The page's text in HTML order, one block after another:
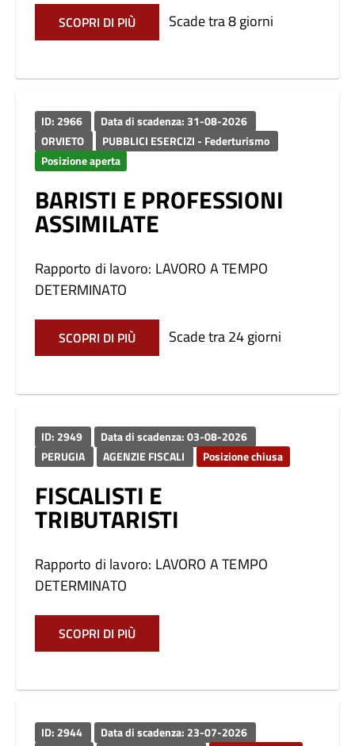
SCOPRI DI PIÙ Scade tra 8 giorni
ID: 2966
Data di scadenza: 31-08-2026
ORVIETO
PUBBLICI ESERCIZI - Federturismo
Posizione aperta
BARISTI E PROFESSIONI
ASSIMILATE
Rapporto di lavoro: LAVORO A TEMPO
DETERMINATO
SCOPRI DI PIÙ Scade tra 24 giorni
ID: 2949
Data di scadenza: 03-08-2026
PERUGIA
AGENZIE FISCALI Posizione chiusa
FISCALISTI E
TRIBUTARISTI
Rapporto di lavoro: LAVORO A TEMPO
DETERMINATO
SCOPRI DI PIÙ
ID: 2944
Data di scadenza: 23-07-2026